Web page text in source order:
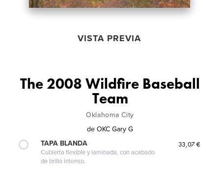
VISTA PREVIA
The 2008 Wildfire Baseball
Team
Oklahoma City
de OKC Gary G
TAPA BLANDA
Cubierta flexible y laminada, con acabado
de brillo intenso.
33,07 €